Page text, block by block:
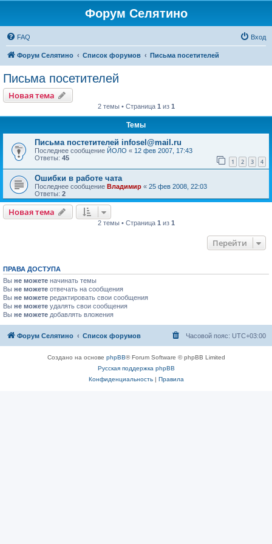
Форум Селятино
FAQ Вход
Форум Селятино Список форумов Письма посетителей
Письма посетителей
Новая тема
2 темы • Страница 1 из 1
Темы
Письма постетителей infosel@mail.ru
Последнее сообщение ЙОЛО « 12 фев 2007, 17:43
Ответы: 45 1 2 3 4
Ошибки в работе чата
Последнее сообщение Владимир « 25 фев 2008, 22:03
Ответы: 2
Новая тема
2 темы • Страница 1 из 1
Перейти
ПРАВА ДОСТУПА
Вы не можете начинать темы
Вы не можете отвечать на сообщения
Вы не можете редактировать свои сообщения
Вы не можете удалять свои сообщения
Вы не можете добавлять вложения
Форум Селятино Список форумов Часовой пояс: UTC+03:00
Создано на основе phpBB® Forum Software © phpBB Limited
Русская поддержка phpBB
Конфиденциальность| Правила